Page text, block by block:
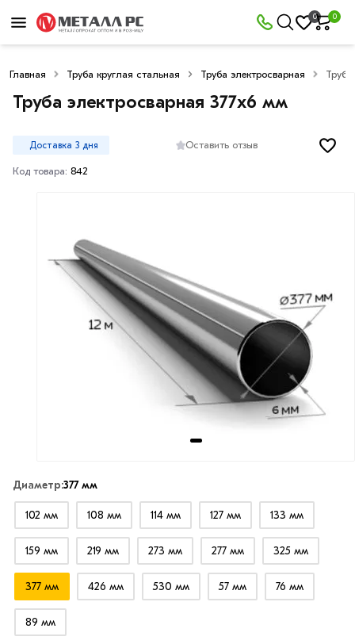
0 0
Главная Труба круглая стальная Труба электросварная
Труба электросварная 377х6 мм
Доставка 3 дня Оставить отзыв
Код товара: 842
Диаметр:377 мм
102 мм 108 мм 114 мм 127 мм 133 мм
159 мм 219 мм 273 мм 277 мм 325 мм
377 мм 426 мм 530 мм 57 мм 76 мм
89 мм